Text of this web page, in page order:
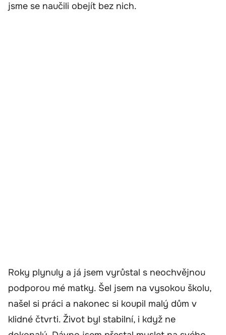
jsme se naučili obejít bez nich.
Roky plynuly a já jsem vyrůstal s neochvějnou
podporou mé matky. Šel jsem na vysokou školu,
našel si práci a nakonec si koupil malý dům v
klidné čtvrti. Život byl stabilní, i když ne